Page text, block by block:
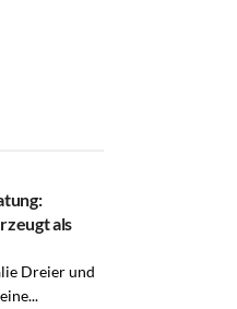
als
Dreier und